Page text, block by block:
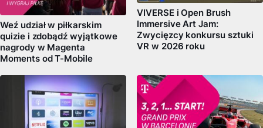
Weź udział w piłkarskim
quizie i zdobądź wyjątkowe
nagrody w Magenta
Moments od T-Mobile
VIVERSE i Open Brush
Immersive Art Jam:
Zwycięzcy konkursu sztuki
VR w 2026 roku